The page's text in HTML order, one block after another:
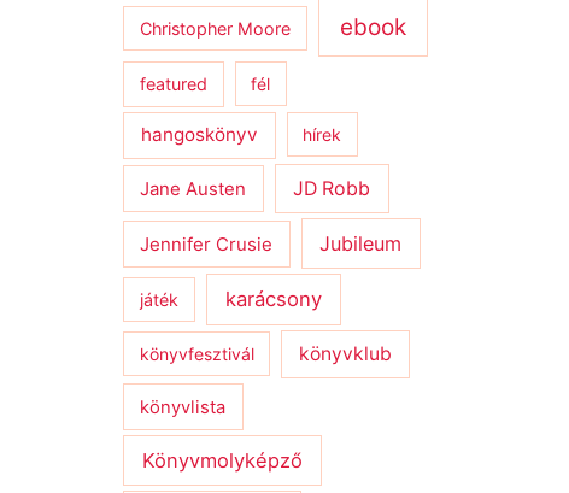
Christopher Moore ebook
featured fél
hangoskönyv hírek
Jane Austen JD Robb
Jennifer Crusie Jubileum
játék karácsony
könyvfesztivál könyvklub
könyvlista
Könyvmolyképző